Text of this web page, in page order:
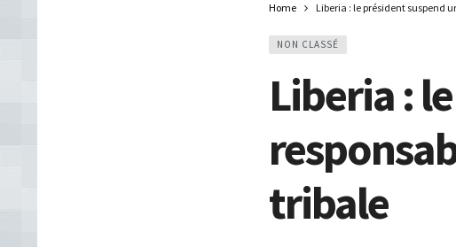
Home Liberia : le président suspend
NON CLASSÉ
Liberia :
tribale